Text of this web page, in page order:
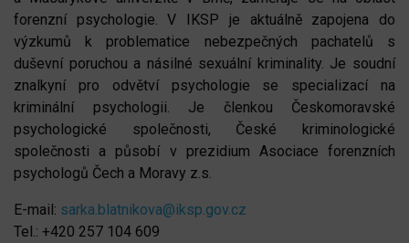
forenzní psychologie. V IKSP je aktuálně zapojena do
výzkumů k problematice nebezpečných pachatelů s
duševní poruchou a násilné sexuální kriminality. Je soudní
znalkyní pro odvětví psychologie se specializací na
kriminální psychologii. Je členkou Českomoravské
psychologické společnosti, České kriminologické
společnosti a působí v prezidium Asociace forenzních
psychologů Čech a Moravy z.s.
E-mail: sarka.blatnikova@iksp.gov.cz
Tel.: +420 257 104 609